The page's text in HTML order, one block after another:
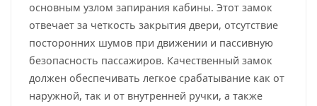
основным узлом запирания кабины. Этот замок
отвечает за четкость закрытия двери, отсутствие
посторонних шумов при движении и пассивную
безопасность пассажиров. Качественный замок
должен обеспечивать легкое срабатывание как от
наружной, так и от внутренней ручки, а также